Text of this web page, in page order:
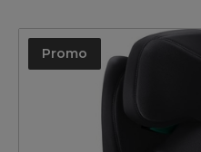
Promo